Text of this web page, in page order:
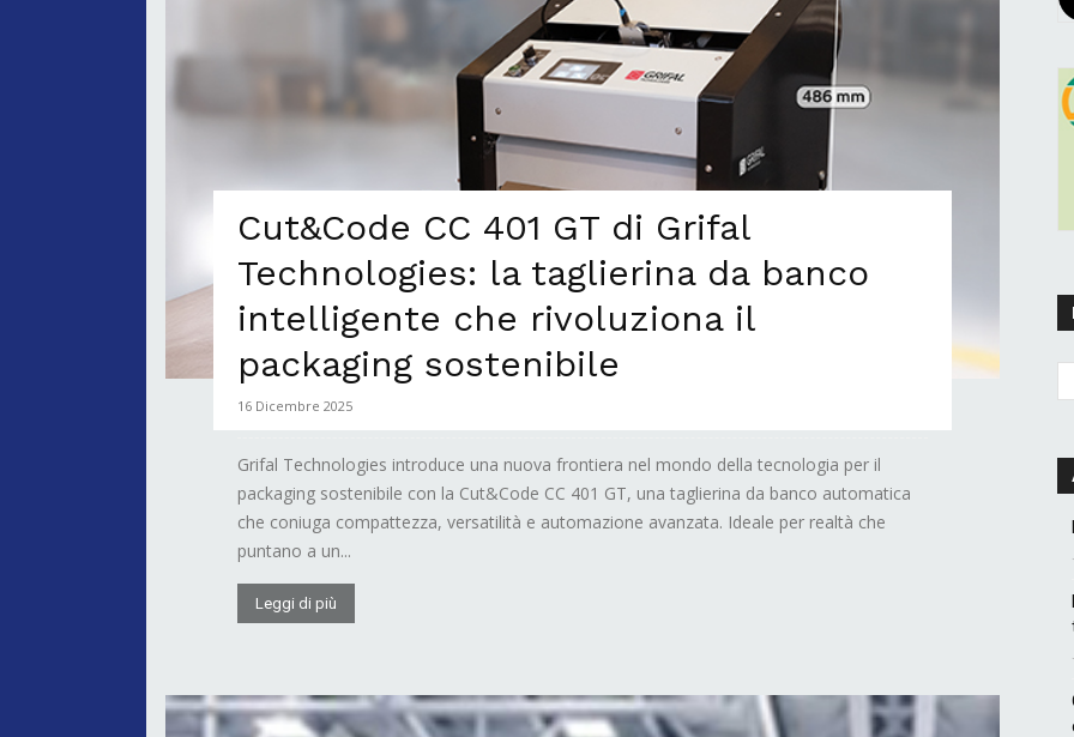
Cut&Code CC 401 GT di Grifal
Technologies: la taglierina da banco
intelligente che rivoluziona il
packaging sostenibile
16 Dicembre 2025
Grifal Technologies introduce una nuova frontiera nel mondo della tecnologia per il
packaging sostenibile con la Cut&Code CC 401 GT, una taglierina da banco automatica
che coniuga compattezza, versatilità e automazione avanzata. Ideale per realtà che
puntano a un...
Leggi di più